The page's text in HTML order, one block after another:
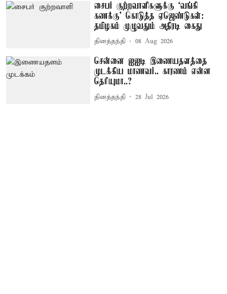
சைபர் குற்றவாளிகளுக்கு ‘வங்கி
கணக்கு’ கொடுத்த ஏஜெண்டுகள்:
தமிழகம் முழுவதும் அதிரடி கைது
தினத்தந்தி 08 Aug 2026
சென்னை ஐஐடி இணையதளத்தை
முடக்கிய மாணவர்.. காரணம் என்ன
தெரியுமா..?
தினத்தந்தி 28 Jul 2026